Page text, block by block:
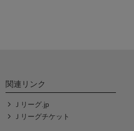
関連リンク
Ｊリーグ.jp
Ｊリーグチケット